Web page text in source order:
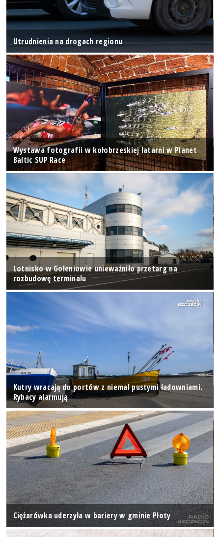
Utrudnienia na drogach regionu
Wystawa fotografii w kołobrzeskiej latarni w Planet
Baltic SUP Race
Lotnisko w Goleniowie unieważniło przetarg na
rozbudowę terminalu
Kutry wracają do portów z niemal pustymi ładowniami.
Rybacy alarmują
Ciężarówka uderzyła w bariery w gminie Płoty